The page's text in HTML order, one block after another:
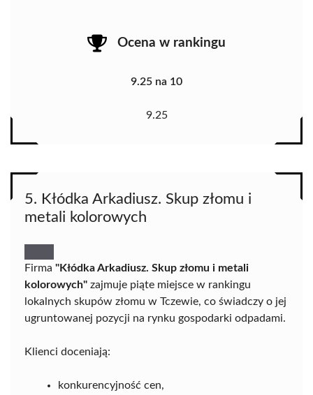
Ocena w rankingu
9.25 na 10
9.25
5. Kłódka Arkadiusz. Skup złomu i
metali kolorowych
Firma "Kłódka Arkadiusz. Skup złomu i metali
kolorowych" zajmuje piąte miejsce w rankingu
lokalnych skupów złomu w Tczewie, co świadczy o jej
ugruntowanej pozycji na rynku gospodarki odpadami.
Klienci doceniają:
konkurencyjność cen,